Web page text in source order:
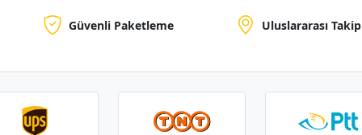
Güvenli Paketleme Uluslararası Takip